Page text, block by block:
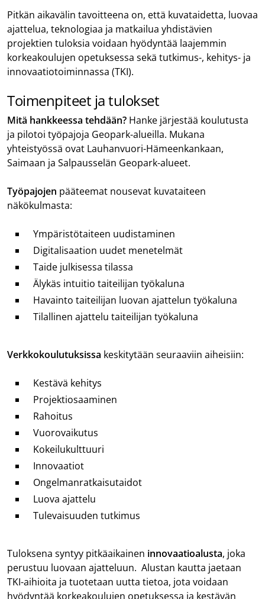
Pitkän aikavälin tavoitteena on, että kuvataidetta, luovaa
ajattelua, teknologiaa ja matkailua yhdistävien
projektien tuloksia voidaan hyödyntää laajemmin
korkeakoulujen opetuksessa sekä tutkimus-, kehitys- ja
innovaatiotoiminnassa (TKI).
Toimenpiteet ja tulokset
Mitä hankkeessa tehdään? Hanke järjestää koulutusta
ja pilotoi työpajoja Geopark-alueilla. Mukana
yhteistyössä ovat Lauhanvuori-Hämeenkankaan,
Saimaan ja Salpausselän Geopark-alueet.
Työpajojen pääteemat nousevat kuvataiteen
näkökulmasta:
Ympäristötaiteen uudistaminen
Digitalisaation uudet menetelmät
Taide julkisessa tilassa
Älykäs intuitio taiteilijan työkaluna
Havainto taiteilijan luovan ajattelun työkaluna
Tilallinen ajattelu taiteilijan työkaluna
Verkkokoulutuksissa keskitytään seuraaviin aiheisiin:
Kestävä kehitys
Projektiosaaminen
Rahoitus
Vuorovaikutus
Kokeilukulttuuri
Innovaatiot
Ongelmanratkaisutaidot
Luova ajattelu
Tulevaisuuden tutkimus
Tuloksena syntyy pitkäaikainen innovaatioalusta, joka
perustuu luovaan ajatteluun. Alustan kautta jaetaan
TKI-aihioita ja tuotetaan uutta tietoa, jota voidaan
hyödyntää korkeakoulujen opetuksessa ja kestävän